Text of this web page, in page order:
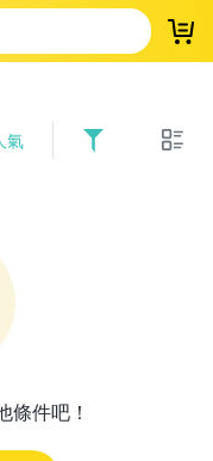
登
氣
條件吧！